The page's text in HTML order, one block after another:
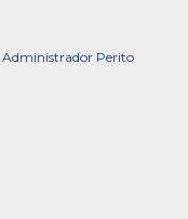
Administrador Perito